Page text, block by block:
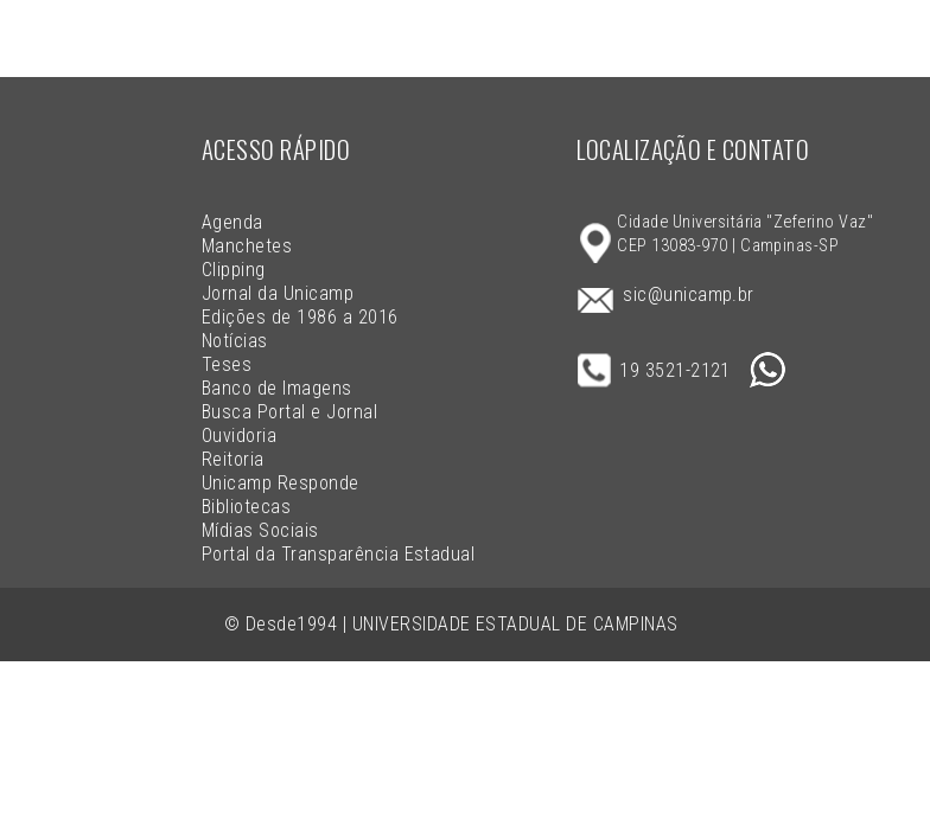
© Desde1994 | UNIVERSIDADE ESTADUAL DE CAMPINAS
ACESSO RÁPIDO
Agenda
Manchetes
Clipping
Jornal da Unicamp
Edições de 1986 a 2016
Notícias
Teses
Banco de Imagens
Busca Portal e Jornal
Ouvidoria
Reitoria
Unicamp Responde
Bibliotecas
Mídias Sociais
Portal da Transparência Estadual
LOCALIZAÇÃO E CONTATO
Cidade Universitária "Zeferino Vaz"
CEP 13083-970 | Campinas-SP
sic@unicamp.br
19 3521-2121